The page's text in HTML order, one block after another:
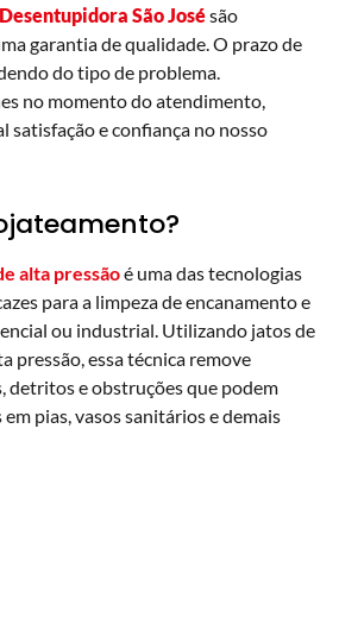
Desentupidora São Josésão
garantia de qualidade. O prazo de
do tipo de problema.
no momento do atendimento,
satisfação e confiança no nosso
alta pressãoé uma das tecnologias
para a limpeza de encanamento e
ou industrial. Utilizando jatos de
pressão, essa técnica remove
detritos e obstruções que podem
pias, vasos sanitários e demais